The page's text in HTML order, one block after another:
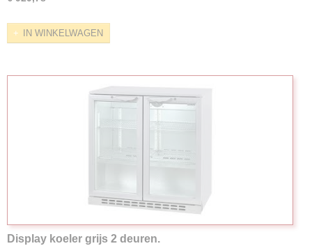
IN WINKELWAGEN
Display koeler grijs 2 deuren.